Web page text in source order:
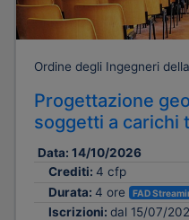
Ordine degli Ingegneri
Progettazione
soggetti a carichi
Data: 14/10/2026
Crediti: 4 cfp
Durata: 4 ore FAD
Iscrizioni: dal 15/07/